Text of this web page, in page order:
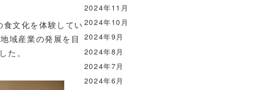
文化を体験してい
域産業の発展を目
た。
2024年11月
2024年10月
2024年9月
2024年8月
2024年7月
2024年6月